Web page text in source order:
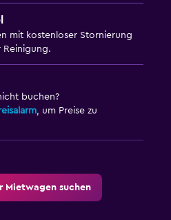
mit kostenloser Stornierung
buchen?
, um Preise zu
Mietwagen suchen